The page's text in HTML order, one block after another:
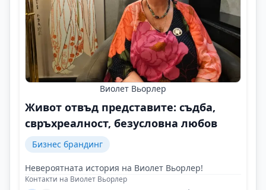
Виолет Вьорлер
Живот отвъд представите: съдба,
свръхреалност, безусловна любов
Бизнес брандинг
Невероятната история на Виолет Вьорлер!
Контакти на Виолет Вьорлер